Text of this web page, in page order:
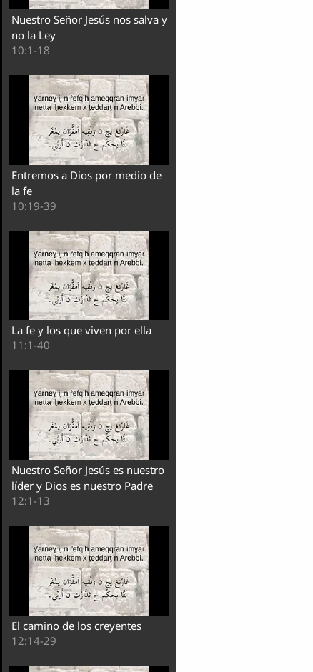
Nuestro Señor Jesús nos salva y
no la Ley
10:1-18
Entremos a Dios por medio de
la fe
10:19-39
La fe y los que viven por ella
11:1-40
Nuestro Señor Jesús es nuestro
líder y Dios es nuestro Padre
12:1-13
El camino de los creyentes
12:14-29